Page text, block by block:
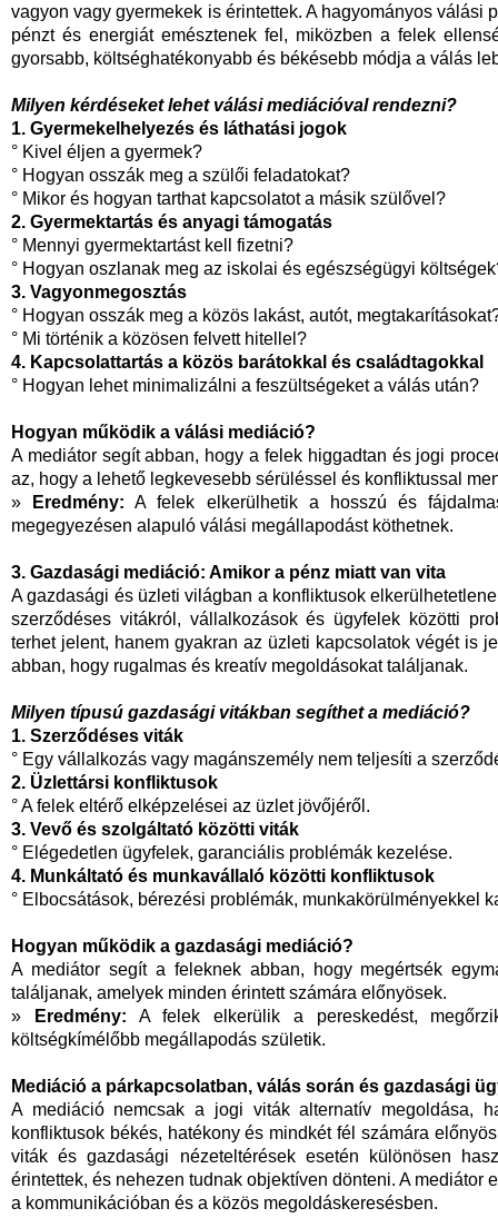
vagyon vagy gyermekek is érintettek. A hagyományos válási
pénzt és energiát emésztenek fel, miközben a felek
gyorsabb, költséghatékonyabb és békésebb módja a válás
Milyen kérdéseket lehet válási mediációval rendezni?
1. Gyermekelhelyezés és láthatási jogok
° Kivel éljen a gyermek?
° Hogyan osszák meg a szülői feladatokat?
° Mikor és hogyan tarthat kapcsolatot a másik szülővel?
2. Gyermektartás és anyagi támogatás
° Mennyi gyermektartást kell fizetni?
° Hogyan oszlanak meg az iskolai és egészségügyi
3. Vagyonmegosztás
° Hogyan osszák meg a közös lakást, autót,
° Mi történik a közösen felvett hitellel?
4. Kapcsolattartás a közös barátokkal és családtagokkal
° Hogyan lehet minimalizálni a feszültségeket a válás után?
Hogyan működik a válási mediáció?
A mediátor segít abban, hogy a felek higgadtan és jogi
az, hogy a lehető legkevesebb sérüléssel és konfliktussal
»
Eredmény: A felek elkerülhetik a hosszú és
megegyezésen alapuló válási megállapodást köthetnek.
3. Gazdasági mediáció: Amikor a pénz miatt van vita
A gazdasági és üzleti világban a konfliktusok
szerződéses vitákról, vállalkozások és ügyfelek közötti
terhet jelent, hanem gyakran az üzleti kapcsolatok végét is
abban, hogy rugalmas és kreatív megoldásokat találjanak.
Milyen típusú gazdasági vitákban segíthet a mediáció?
1. Szerződéses viták
° Egy vállalkozás vagy magánszemély nem teljesíti a
2. Üzlettársi konfliktusok
° A felek eltérő elképzelései az üzlet jövőjéről.
3. Vevő és szolgáltató közötti viták
° Elégedetlen ügyfelek, garanciális problémák kezelése.
4. Munkáltató és munkavállaló közötti konfliktusok
° Elbocsátások, bérezési problémák, munkakörülményekkel
Hogyan működik a gazdasági mediáció?
A mediátor segít a feleknek abban, hogy megértsék
találjanak, amelyek minden érintett számára előnyösek.
»
Eredmény: A felek elkerülik a pereskedést,
költségkímélőbb megállapodás születik.
Mediáció a párkapcsolatban, válás során és gazdasági
A mediáció nemcsak a jogi viták alternatív megoldása,
konfliktusok békés, hatékony és mindkét fél számára
viták és gazdasági nézeteltérések esetén különösen
érintettek, és nehezen tudnak objektíven dönteni. A mediátor
a kommunikációban és a közös megoldáskeresésben.